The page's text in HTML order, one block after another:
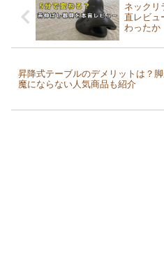
ネックリ
直レビュ
わったか
昇降式テーブルのデメリットは？
魔にならない人気商品も紹介